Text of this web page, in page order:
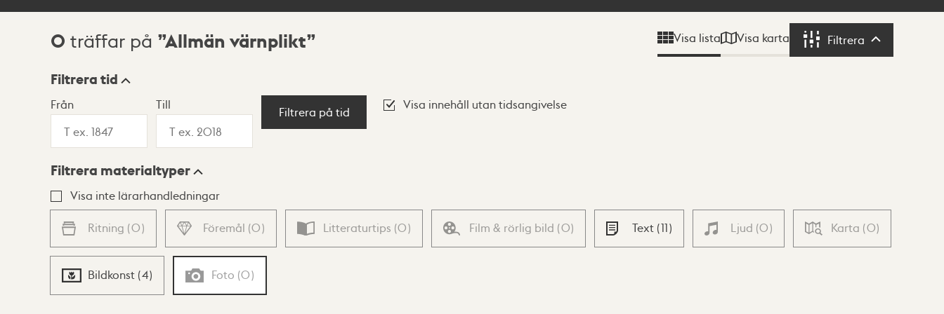
Sökresultat
0 träffar på Allmän värnplikt Visa lista Visa karta Filtrera Filtrera
Visningsläge
Lista Karta
Filtrera tid
Från Till
Filtrera på tid
Visa innehåll utan tidsangivelse
Filtrera materialtyper
Visa inte lärarhandledningar
Ritning (0) Föremål (0) Litteraturtips (0) Film & rörlig bild (0) Text (11) Ljud (0) Karta (0)
Bildkonst (4) Foto (0)